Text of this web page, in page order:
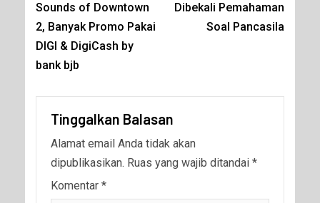
Sounds of Downtown
2, Banyak Promo Pakai
DIGI & DigiCash by
bank bjb
Dibekali Pemahaman
Soal Pancasila
Tinggalkan Balasan
Alamat email Anda tidak akan
dipublikasikan. Ruas yang wajib ditandai *
Komentar *